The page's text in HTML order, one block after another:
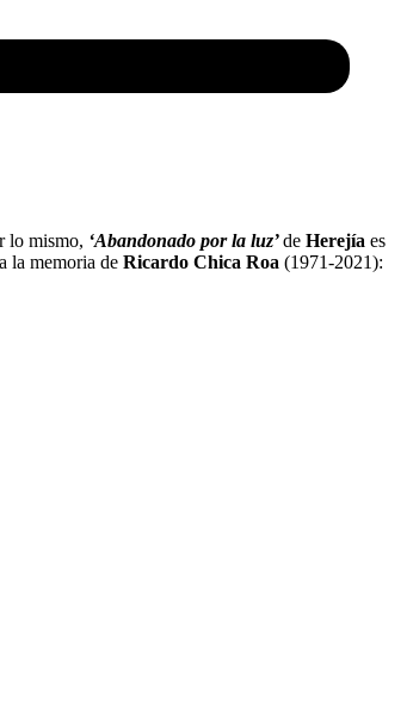
lo mismo, ‘Abandonado por la luz’de Herejía es
la memoria de Ricardo Chica Roa (1971-2021):